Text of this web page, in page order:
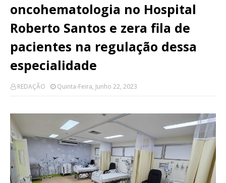
oncohematologia no Hospital
Roberto Santos e zera fila de
pacientes na regulação dessa
especialidade
REDAÇÃO Quinta-Feira, Junho 22, 2023